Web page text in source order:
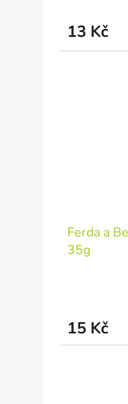
13 Kč
Ferda a
35g
15 Kč